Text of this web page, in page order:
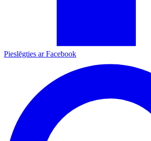
Pieslēgties ar Facebook